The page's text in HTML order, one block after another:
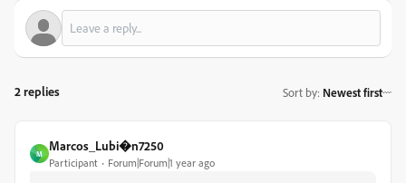
2 replies Sort by: Newest first
M
Marcos_Lubi�n7250
Participant Forum|Forum|1 year ago